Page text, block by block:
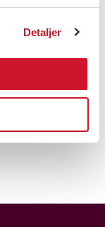
Detaljer